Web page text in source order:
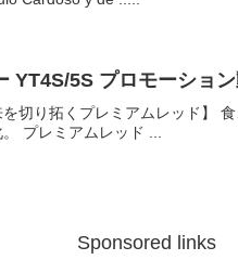
YT4S/5S プロモーショ
を切り拓くプレミアムレッド】
プレミアムレッド ...
Sponsored links